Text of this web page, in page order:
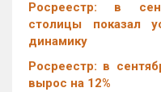
Росреестр: в
столицы показал
динамику
Росреестр: в
вырос на 12%